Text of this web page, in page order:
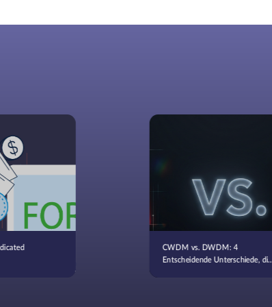
CWDM vs. DWDM: 4
Entscheidende Unterschiede, die